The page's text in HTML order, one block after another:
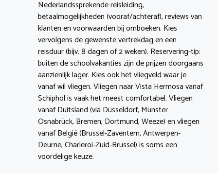
Nederlandssprekende reisleiding,
betaalmogelijkheden (vooraf/achteraf), reviews van
klanten en voorwaarden bij omboeken. Kies
vervolgens de gewenste vertrekdag en een
reisduur (bijv. 8 dagen of 2 weken). Reservering-tip:
buiten de schoolvakanties zijn de prijzen doorgaans
aanzienlijk lager. Kies ook het vliegveld waar je
vanaf wil vliegen. Vliegen naar Vista Hermosa vanaf
Schiphol is vaak het meest comfortabel. Vliegen
vanaf Duitsland (via Düsseldorf, Münster
Osnabrück, Bremen, Dortmund, Weeze) en vliegen
vanaf België (Brussel-Zaventem, Antwerpen-
Deurne, Charleroi-Zuid-Brussel) is soms een
voordelige keuze.